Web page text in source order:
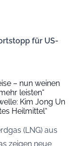
für US-
– nun weinen
leisten“
Kim Jong Un
Heilmittel“
(LNG) aus
zeigen neue